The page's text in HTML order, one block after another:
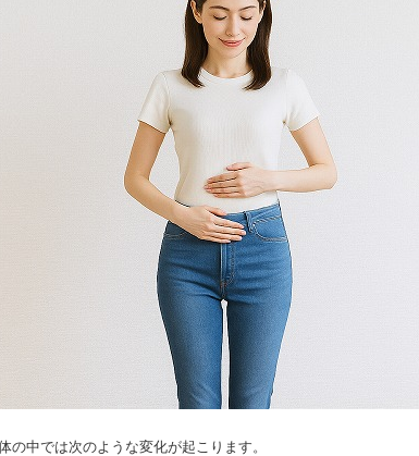
の中では次のような変化が起こります。